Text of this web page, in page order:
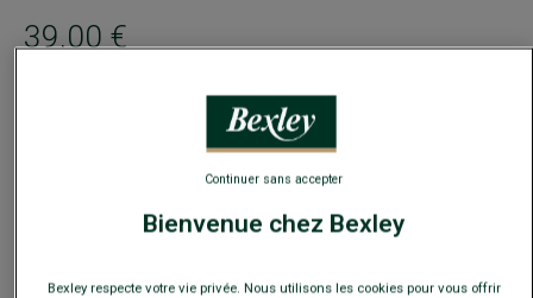
39,00 €
Le 2e parfum au choix
Payez en plusieurs fois dès 199€ d'achat
Bienvenue chez Bexley
Bexley respecte votre vie privée. Nous utilisons les cookies pour vous offrir
Continuer sans accepter